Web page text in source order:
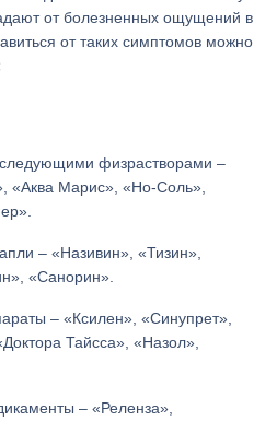
от болезненных ощущений в
от таких симптомов можно
физрастворами –
«Аква Марис», «Но-Соль»,
– «Називин», «Тизин»,
«Санорин».
– «Ксилен», «Синупрет»,
Тайсса», «Назол»,
– «Реленза»,